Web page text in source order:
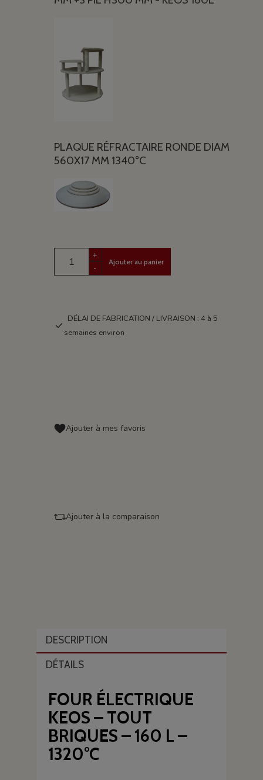
PLAQUE RÉFRACTAIRE RONDE DIAM
560X17 MM 1340°C
+
-
Ajouter au panier
DÉLAI DE FABRICATION / LIVRAISON : 4 à 5
semaines environ
Ajouter à mes favoris
Ajouter à la comparaison
DESCRIPTION
DÉTAILS
FOUR ÉLECTRIQUE
KEOS – TOUT
BRIQUES – 160 L –
1320°C